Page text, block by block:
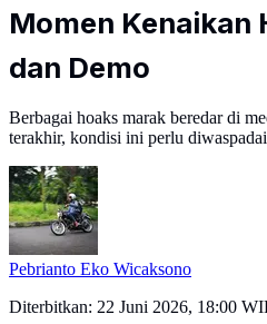
Momen Kenaikan
dan Demo
Berbagai hoaks marak beredar di
terakhir, kondisi ini perlu
Pebrianto Eko Wicaksono
Diterbitkan: 22 Juni 2026, 18:00